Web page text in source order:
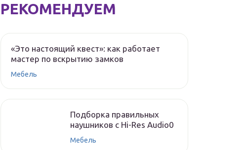
РЕКОМЕНДУЕМ
«Это настоящий квест»: как работает
мастер по вскрытию замков
Мебель
Подборка правильных
наушников с Hi-Res Audio0
Мебель